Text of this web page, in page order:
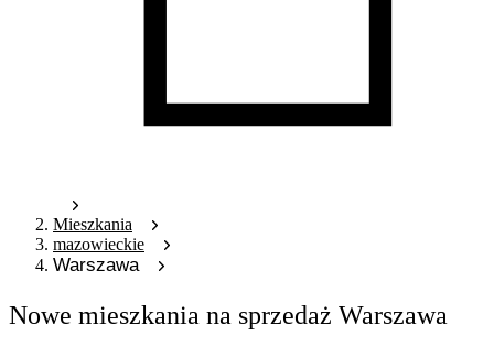
Mieszkania
mazowieckie
Warszawa
Nowe mieszkania na sprzedaż Warszawa